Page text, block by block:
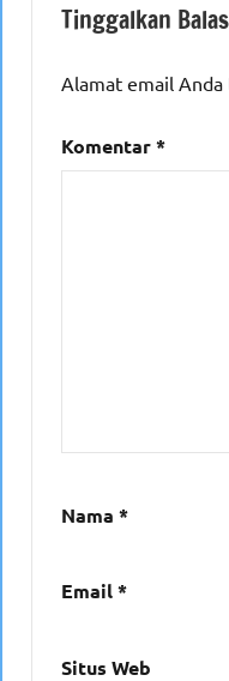
Tinggalkan
Alamat email Anda
Komentar*
Nama *
Email*
Situs Web